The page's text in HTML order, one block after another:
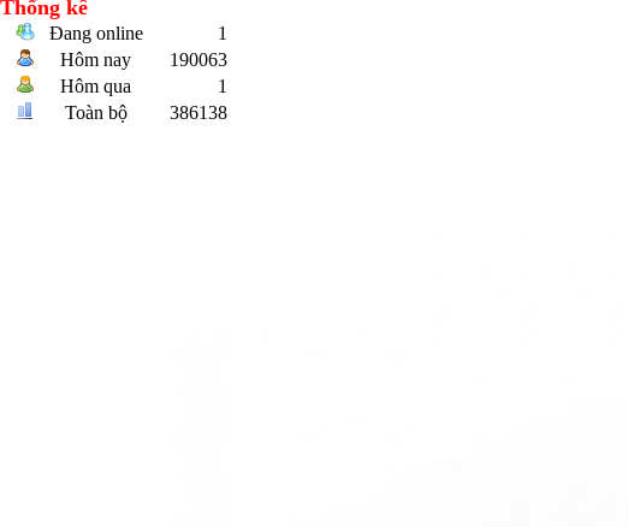
Thống kê
Đang online
1
Hôm nay
190063
Hôm qua
1
Toàn bộ
386138